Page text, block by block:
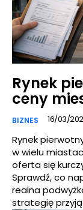
Rynek
ceny
BIZNES 16/03/
Rynek
w wielu
oferta się
Sprawdź, co
realna
strategię